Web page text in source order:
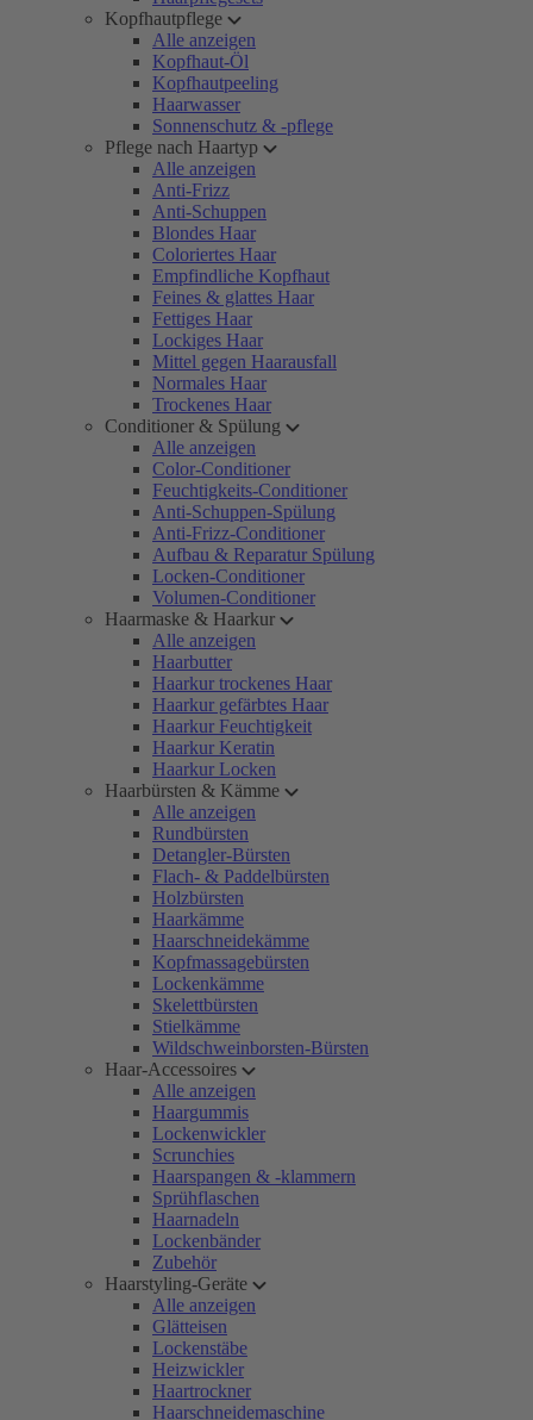
Kopfhautpflege
Alle anzeigen
Kopfhaut-Öl
Kopfhautpeeling
Haarwasser
Sonnenschutz & -pflege
Pflege nach Haartyp
Alle anzeigen
Anti-Frizz
Anti-Schuppen
Blondes Haar
Coloriertes Haar
Empfindliche Kopfhaut
Feines & glattes Haar
Fettiges Haar
Lockiges Haar
Mittel gegen Haarausfall
Normales Haar
Trockenes Haar
Conditioner & Spülung
Alle anzeigen
Color-Conditioner
Feuchtigkeits-Conditioner
Anti-Schuppen-Spülung
Anti-Frizz-Conditioner
Aufbau & Reparatur Spülung
Locken-Conditioner
Volumen-Conditioner
Haarmaske & Haarkur
Alle anzeigen
Haarbutter
Haarkur trockenes Haar
Haarkur gefärbtes Haar
Haarkur Feuchtigkeit
Haarkur Keratin
Haarkur Locken
Haarbürsten & Kämme
Alle anzeigen
Rundbürsten
Detangler-Bürsten
Flach- & Paddelbürsten
Holzbürsten
Haarkämme
Haarschneidekämme
Kopfmassagebürsten
Lockenkämme
Skelettbürsten
Stielkämme
Wildschweinborsten-Bürsten
Haar-Accessoires
Alle anzeigen
Haargummis
Lockenwickler
Scrunchies
Haarspangen & -klammern
Sprühflaschen
Haarnadeln
Lockenbänder
Zubehör
Haarstyling-Geräte
Alle anzeigen
Glätteisen
Lockenstäbe
Heizwickler
Haartrockner
Haarschneidemaschine